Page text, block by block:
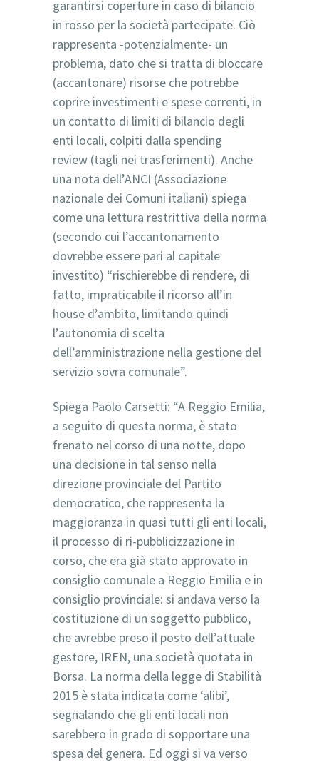
garantirsi coperture in caso di bilancio
in rosso per la società partecipate. Ciò
rappresenta -potenzialmente- un
problema, dato che si tratta di bloccare
(accantonare) risorse che potrebbe
coprire investimenti e spese correnti, in
un contatto di limiti di bilancio degli
enti locali, colpiti dalla spending
review (tagli nei trasferimenti). Anche
una nota dell’ANCI (Associazione
nazionale dei Comuni italiani) spiega
come una lettura restrittiva della norma
(secondo cui l’accantonamento
dovrebbe essere pari al capitale
investito) “rischierebbe di rendere, di
fatto, impraticabile il ricorso all’in
house d’ambito, limitando quindi
l’autonomia di scelta
dell’amministrazione nella gestione del
servizio sovra comunale”.
Spiega Paolo Carsetti: “A Reggio Emilia,
a seguito di questa norma, è stato
frenato nel corso di una notte, dopo
una decisione in tal senso nella
direzione provinciale del Partito
democratico, che rappresenta la
maggioranza in quasi tutti gli enti locali,
il processo di ri-pubblicizzazione in
corso, che era già stato approvato in
consiglio comunale a Reggio Emilia e in
consiglio provinciale: si andava verso la
costituzione di un soggetto pubblico,
che avrebbe preso il posto dell’attuale
gestore, IREN, una società quotata in
Borsa. La norma della legge di Stabilità
2015 è stata indicata come ‘alibi’,
segnalando che gli enti locali non
sarebbero in grado di sopportare una
spesa del genera. Ed oggi si va verso